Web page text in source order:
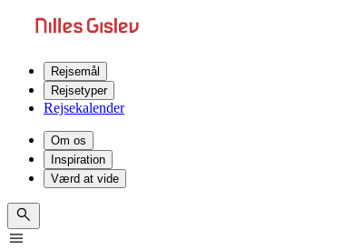
Rejsemål
Rejsetyper
Rejsekalender
Om os
Inspiration
Værd at vide